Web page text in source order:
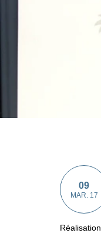
09
MAR. 17